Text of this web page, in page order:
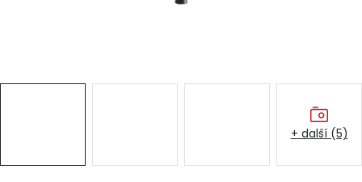
Ochranné pomůcky
Výprodej
+ další (5)